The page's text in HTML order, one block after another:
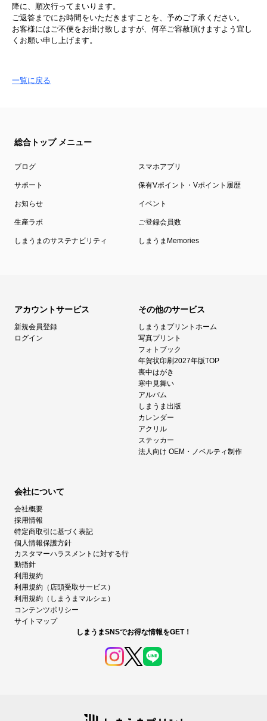
降に、順次行ってまいります。
ご返答までにお時間をいただきますことを、予めご了承ください。
お客様にはご不便をお掛け致しますが、何卒ご容赦頂けますよう宜し
くお願い申し上げます。
一覧に戻る
総合トップ メニュー
ブログ スマホアプリ
サポート 保有Vポイント・Vポイント履歴
お知らせ イベント
生産ラボ ご登録会員数
しまうまのサステナビリティ しまうまMemories
アカウントサービス
新規会員登録
ログイン
その他のサービス
しまうまプリントホーム
写真プリント
フォトブック
年賀状印刷2027年版TOP
喪中はがき
寒中見舞い
アルバム
しまうま出版
カレンダー
アクリル
ステッカー
法人向け OEM・ノベルティ制作
会社について
会社概要
採用情報
特定商取引に基づく表記
個人情報保護方針
カスタマーハラスメントに対する行
動指針
利用規約
利用規約（店頭受取サービス）
利用規約（しまうまマルシェ）
コンテンツポリシー
サイトマップ
しまうまSNSでお得な情報をGET！